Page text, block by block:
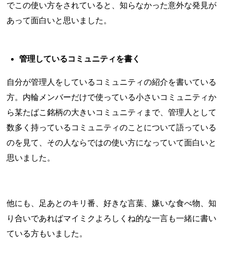
でこの使い方をされていると、知らなかった意外な発見が
あって面白いと思いました。
管理しているコミュニティを書く
自分が管理人をしているコミュニティの紹介を書いている
方。内輪メンバーだけで使っている小さいコミュニティか
ら某たばこ銘柄の大きいコミュニティまで、管理人として
数多く持っているコミュニティのことについて語っている
のを見て、その人ならではの使い方になっていて面白いと
思いました。
他にも、足あとのキリ番、好きな言葉、嫌いな食べ物、知
り合いであればマイミクよろしくね的な一言も一緒に書い
ている方もいました。